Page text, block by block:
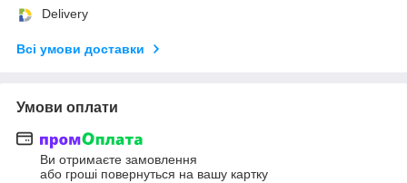
Delivery
Всі умови доставки
Умови оплати
Ви отримаєте замовлення
або гроші повернуться на вашу картку